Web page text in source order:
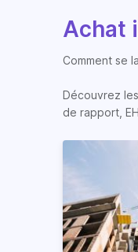
Achat
Comment se
Découvrez
de rapport,